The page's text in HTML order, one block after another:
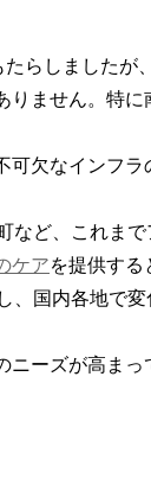
らしました
ません。特
欠なインフ
ど、これま
ケアを提供す
国内各地で
ーズが高ま